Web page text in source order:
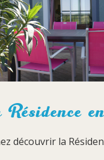
Résidence
découvrir la